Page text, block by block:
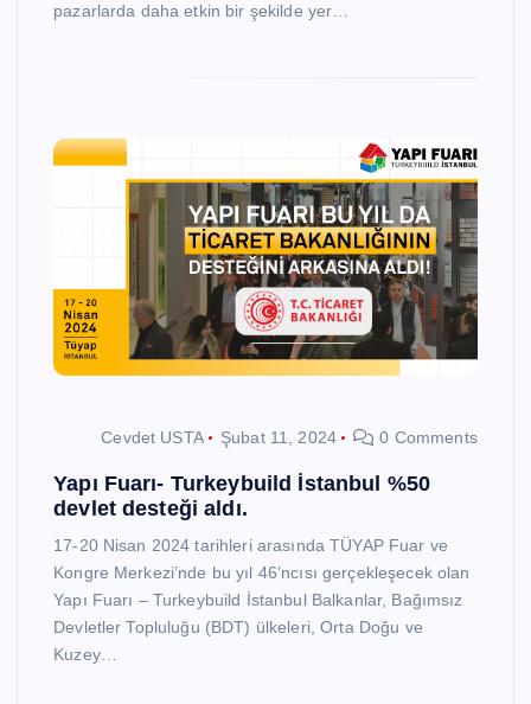
pazarlarda daha etkin bir şekilde yer…
Cevdet USTA Şubat 11, 2024 0 Comments
Yapı Fuarı- Turkeybuild İstanbul %50
devlet desteği aldı.
17-20 Nisan 2024 tarihleri arasında TÜYAP Fuar ve
Kongre Merkezi’nde bu yıl 46’ncısı gerçekleşecek olan
Yapı Fuarı – Turkeybuild İstanbul Balkanlar, Bağımsız
Devletler Topluluğu (BDT) ülkeleri, Orta Doğu ve
Kuzey…